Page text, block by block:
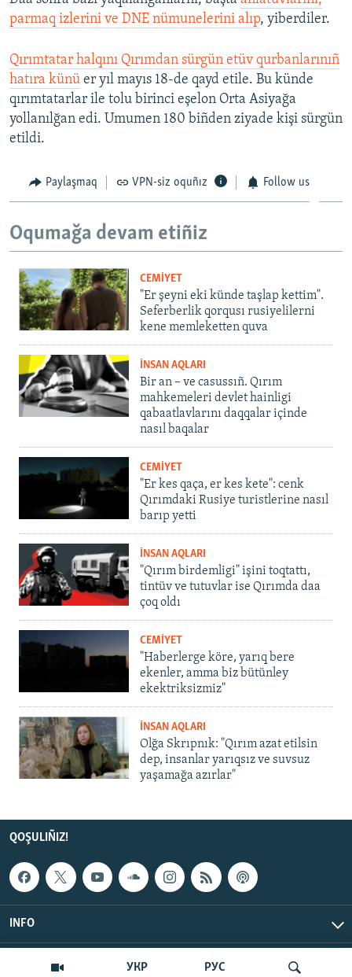
УКР РУС
parmaq izlerini ve DNE nümunelerini alıp, yiberdiler.
Qırımtatar halqını Qırımdan sürgün etüv qurbanlarınıñ
hatıra künü er yıl mayıs 18-de qayd etile. Bu künde
qırımtatarlar ile tolu birinci eşelon Orta Asiyağa
yollanılğan edi. Umumen 180 biñden ziyade kişi sürgün
etildi.
Paylaşmaq VPN-siz oquñız Follow us
Oqumağa devam etiñiz
CEMİYET
"Er şeyni eki künde taşlap kettim".
Seferberlik qorqusı rusiyelilerni
kene memleketten quva
İNSAN AQLARI
Bir an – ve casussıñ. Qırım
mahkemeleri devlet hainligi
qabaatlavlarını daqqalar içinde
nasıl baqalar
CEMİYET
"Er kes qaça, er kes kete": cenk
Qırımdaki Rusiye turistlerine nasıl
barıp yetti
İNSAN AQLARI
"Qırım birdemligi" işini toqtattı,
tintüv ve tutuvlar ise Qırımda daa
çoq oldı
CEMİYET
"Haberlerge köre, yarıq bere
ekenler, amma biz bütünley
ekektriksizmiz"
İNSAN AQLARI
Olğa Skrıpnık: "Qırım azat etilsin
dep, insanlar yarıqsız ve suvsuz
yaşamağa azırlar"
QOŞULIÑIZ!
INFO
© Qırım.Aqiqat, 2026 | All Rights Reserved.